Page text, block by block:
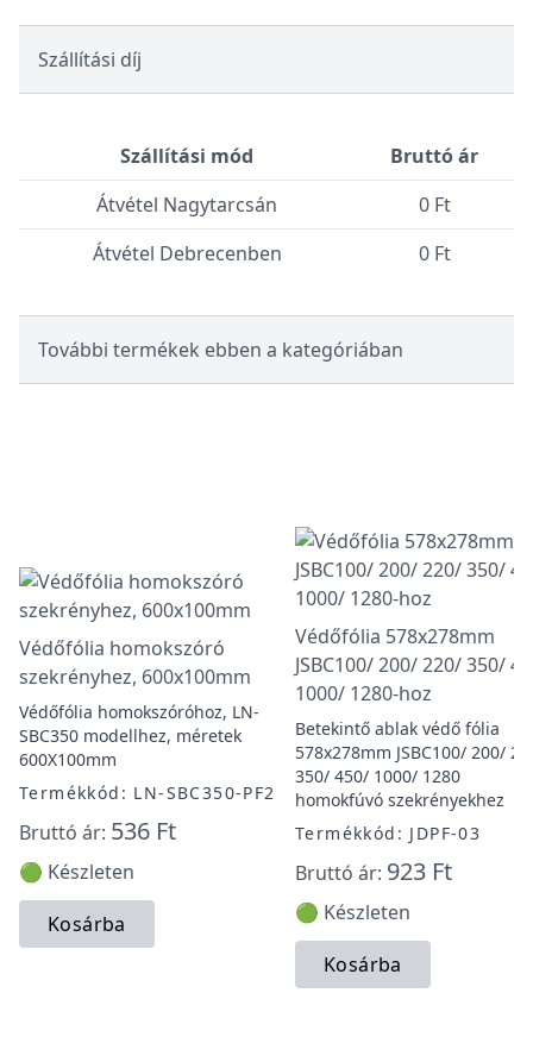
Szállítási díj
Szállítási mód
Bruttó ár
Átvétel Nagytarcsán
0 Ft
Átvétel Debrecenben
0 Ft
További termékek ebben a kategóriában
Védőfólia homokszóró
szekrényhez, 600x100mm
Védőfólia homokszóróhoz, LN-
SBC350 modellhez, méretek
600X100mm
Termékkód: LN-SBC350-PF2
Bruttó ár: 536 Ft
🟢 Készleten
Kosárba
Védőfólia 578x278mm
JSBC100/ 200/ 220/ 350/
1000/ 1280-hoz
Betekintő ablak védő fólia
578x278mm JSBC100/ 200/
350/ 450/ 1000/ 1280
homokfúvó szekrényekhez
Termékkód: JDPF-03
Bruttó ár: 923 Ft
🟢 Készleten
Kosárba